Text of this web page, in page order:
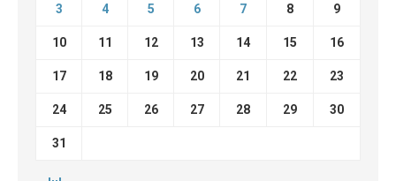
3 4 5 6 7 8 9
10 11 12 13 14 15 16
17 18 19 20 21 22 23
24 25 26 27 28 29 30
31